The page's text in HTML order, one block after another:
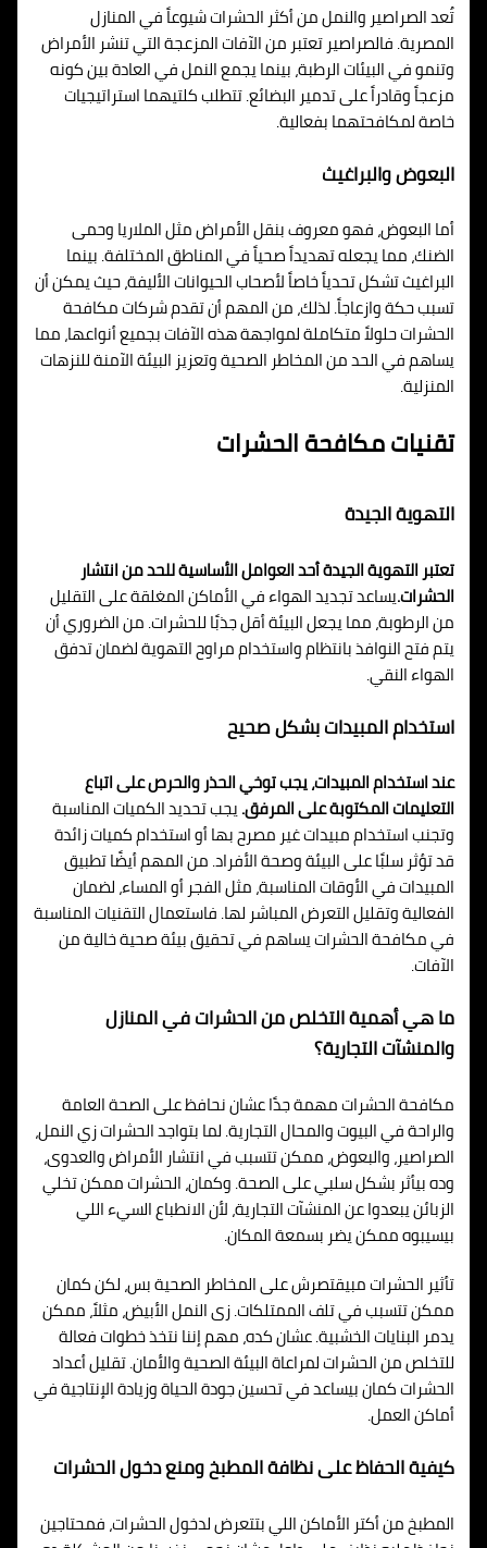
تُعد الصراصير والنمل من أكثر الحشرات شيوعاً في المنازل
المصرية. فالصراصير تعتبر من الآفات المزعجة التي تنشر الأمراض
وتنمو في البيئات الرطبة، بينما يجمع النمل في العادة بين كونه
مزعجاً وقادراً على تدمير البضائع. تتطلب كلتيهما استراتيجيات
خاصة لمكافحتهما بفعالية.
البعوض والبراغيث
أما البعوض، فهو معروف بنقل الأمراض مثل الملاريا وحمى
الضنك، مما يجعله تهديداً صحياً في المناطق المختلفة. بينما
البراغيث تشكل تحدياً خاصاً لأصحاب الحيوانات الأليفة، حيث يمكن أن
تسبب حكة وازعاجاً. لذلك، من المهم أن تقدم شركات مكافحة
الحشرات حلولاً متكاملة لمواجهة هذه الآفات بجميع أنواعها، مما
يساهم في الحد من المخاطر الصحية وتعزيز البيئة الآمنة للنزهات
المنزلية.
تقنيات مكافحة الحشرات
التهوية الجيدة
تعتبر التهوية الجيدة أحد العوامل الأساسية للحد من انتشار
الحشرات.يساعد تجديد الهواء في الأماكن المغلقة على التقليل
من الرطوبة، مما يجعل البيئة أقل جذبًا للحشرات. من الضروري أن
يتم فتح النوافذ بانتظام واستخدام مراوح التهوية لضمان تدفق
الهواء النقي.
استخدام المبيدات بشكل صحيح
عند استخدام المبيدات، يجب توخي الحذر والحرص على اتباع
التعليمات المكتوبة على المرفق.يجب تحديد الكميات المناسبة
وتجنب استخدام مبيدات غير مصرح بها أو استخدام كميات زائدة
قد تؤثر سلبًا على البيئة وصحة الأفراد. من المهم أيضًا تطبيق
المبيدات في الأوقات المناسبة، مثل الفجر أو المساء، لضمان
الفعالية وتقليل التعرض المباشر لها. فاستعمال التقنيات المناسبة
في مكافحة الحشرات يساهم في تحقيق بيئة صحية خالية من
الآفات.
ما هي أهمية التخلص من الحشرات في المنازل
والمنشآت التجارية؟
مكافحة الحشرات مهمة جدًا عشان نحافظ على الصحة العامة
والراحة في البيوت والمحال التجارية. لما بتواجد الحشرات زي النمل،
الصراصير، والبعوض، ممكن تتسبب في انتشار الأمراض والعدوى،
وده بيأثر بشكل سلبي على الصحة. وكمان، الحشرات ممكن تخلي
الزبائن يبعدوا عن المنشآت التجارية، لأن الانطباع السيء اللي
بيسيبوه ممكن يضر بسمعة المكان.
تأثير الحشرات مبيقتصرش على المخاطر الصحية بس، لكن كمان
ممكن تتسبب في تلف الممتلكات. زى النمل الأبيض، مثلاً، ممكن
يدمر البنايات الخشبية. عشان كده، مهم إننا نتخذ خطوات فعالة
للتخلص من الحشرات لمراعاة البيئة الصحية والأمان. تقليل أعداد
الحشرات كمان بيساعد في تحسين جودة الحياة وزيادة الإنتاجية في
أماكن العمل.
كيفية الحفاظ على نظافة المطبخ ومنع دخول الحشرات
المطبخ من أكتر الأماكن اللي بتتعرض لدخول الحشرات، فمحتاجين